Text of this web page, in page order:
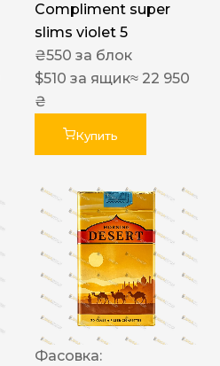
Compliment super
slims violet 5
₴550 за блок
$510 за ящик≈ 22 950
₴
Купить
Фасовка: